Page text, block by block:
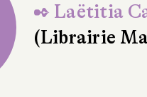
✒ Laëtitia
(Librairie